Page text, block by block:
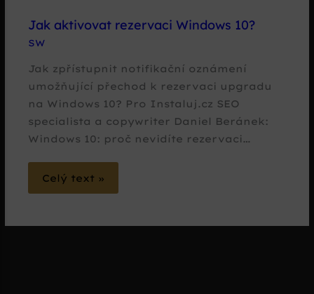
Jak aktivovat rezervaci Windows 10?
SW
Jak zpřístupnit notifikační oznámení
umožňující přechod k rezervaci upgradu
na Windows 10? Pro Instaluj.cz SEO
specialista a copywriter Daniel Beránek:
Windows 10: proč nevidíte rezervaci…
Celý text »